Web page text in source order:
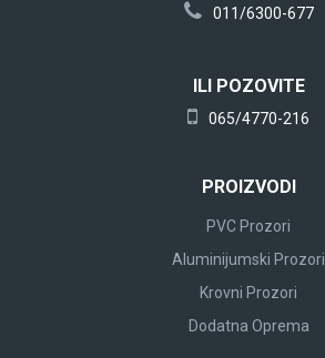
011/6300-677
ILI POZOVITE
065/4770-216
PROIZVODI
PVC Prozori
Aluminijumski Prozori
Krovni Prozori
Dodatna Oprema